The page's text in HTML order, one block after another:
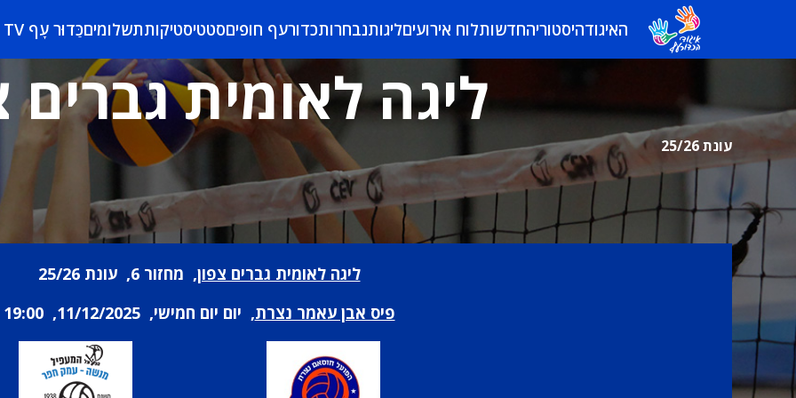
האיגודהיסטוריהחדשותלוח אירועיםליגותנבחרותכדורעף חופיםסטטיסטיקותתשלומיםכַּדוּר עָף TV
ליגה לאומית גברים
עונת 25/26
ליגה לאומית גברים צפון, מחזור 6, עונת 25/26
פיס אבן עאמר נצרת, יום יום חמישי, 11/12/2025, 19:00